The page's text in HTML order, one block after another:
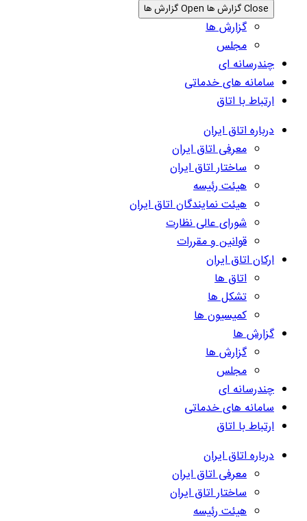
Close گزارش ها Open گزارش ها
گزارش ها
مجلس
چندرسانه ای
سامانه های خدماتی
ارتباط با اتاق
درباره اتاق ایران
معرفی اتاق ایران
ساختار اتاق ایران
هیئت رئیسه
هیئت نمایندگان اتاق ایران
شورای عالی نظارت
قوانین و مقررات
ارکان اتاق ایران
اتاق ها
تشکل ها
کمیسیون ها
گزارش ها
گزارش ها
مجلس
چندرسانه ای
سامانه های خدماتی
ارتباط با اتاق
درباره اتاق ایران
معرفی اتاق ایران
ساختار اتاق ایران
هیئت رئیسه